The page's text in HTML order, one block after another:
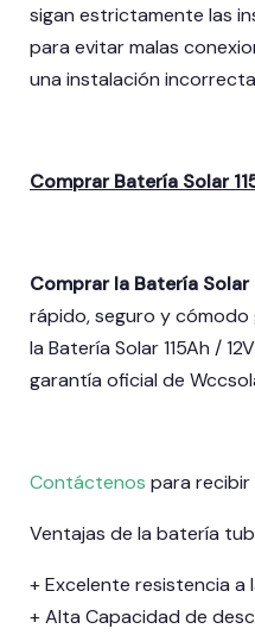
sigan estrictamente las
para evitar malas
una instalación
Comprar Batería Solar
Comprar la Batería Solar
rápido, seguro y cómodo
la Batería Solar 115Ah /
garantía oficial de
Contáctenos para recibir
Ventajas de la batería
+ Excelente resistencia a
+ Alta Capacidad de